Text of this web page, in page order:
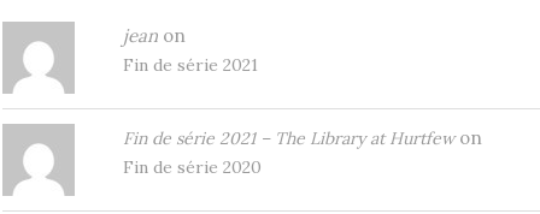
jean on
Fin de série 2021
Fin de série 2021 – The Library at Hurtfewon
Fin de série 2020